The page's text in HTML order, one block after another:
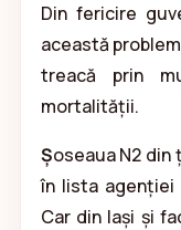
Din fericire
această
treacă prin
mortalității.
Șoseaua N2 din
în lista agenției
Car din Iași și